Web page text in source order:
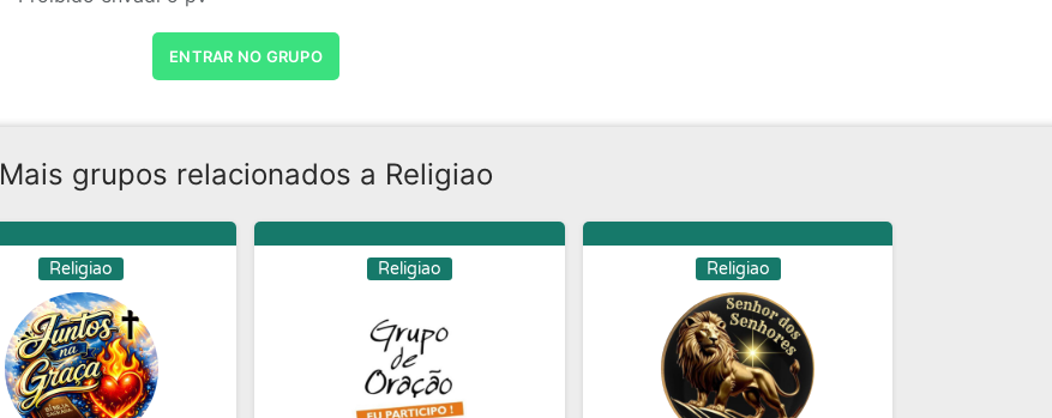
ENTRAR NO GRUPO
Mais grupos relacionados a Religiao
Religiao Religiao Religiao